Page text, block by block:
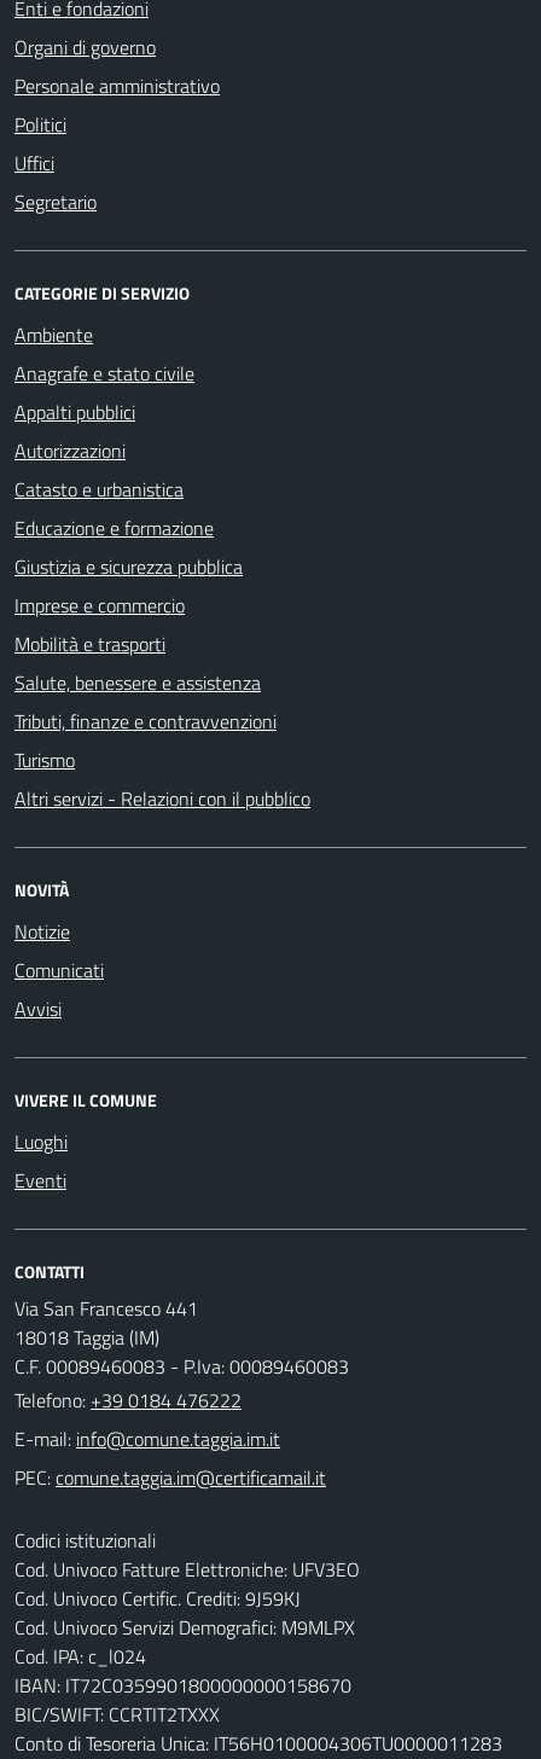
Enti e fondazioni
Organi di governo
Personale amministrativo
Politici
Uffici
Segretario
CATEGORIE DI SERVIZIO
Ambiente
Anagrafe e stato civile
Appalti pubblici
Autorizzazioni
Catasto e urbanistica
Educazione e formazione
Giustizia e sicurezza pubblica
Imprese e commercio
Mobilità e trasporti
Salute, benessere e assistenza
Tributi, finanze e contravvenzioni
Turismo
Altri servizi - Relazioni con il pubblico
NOVITÀ
Notizie
Comunicati
Avvisi
VIVERE IL COMUNE
Luoghi
Eventi
CONTATTI
Via San Francesco 441
18018 Taggia (IM)
C.F. 00089460083 - P.Iva: 00089460083
Telefono: +39 0184 476222
E-mail:
PEC:
Codici istituzionali
Cod. Univoco Fatture Elettroniche: UFV3EO
Cod. Univoco Certific. Crediti: 9J59KJ
Cod. Univoco Servizi Demografici: M9MLPX
Cod. IPA: c_l024
IBAN: IT72C0359901800000000158670
BIC/SWIFT: CCRTIT2TXXX
Conto di Tesoreria Unica: IT56H0100004306TU0000011283